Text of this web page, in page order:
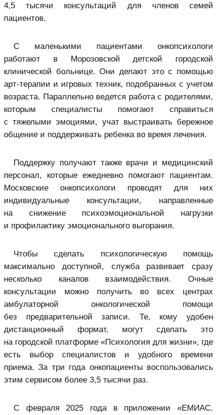
4,5 тысячи консультаций для членов семей
пациентов.
С маленькими пациентами онкопсихологи
работают в Морозовской детской городской
клинической больнице. Они делают это с помощью
арт-терапии и игровых техник, подобранных с учетом
возраста. Параллельно ведется работа с родителями,
которым специалисты помогают справиться
с тяжелыми эмоциями, учат выстраивать бережное
общение и поддерживать ребенка во время лечения.
Поддержку получают также врачи и медицинский
персонал, которые ежедневно помогают пациентам.
Московские онкопсихологи проводят для них
индивидуальные консультации, направленные
на снижение психоэмоциональной нагрузки
и профилактику эмоционального выгорания.
Чтобы сделать психологическую помощь
максимально доступной, служба развивает сразу
несколько каналов взаимодействия. Очные
консультации можно получить во всех центрах
амбулаторной онкологической помощи
без предварительной записи. Те, кому удобен
дистанционный формат, могут сделать это
на городской платформе «Психология для жизни», где
есть выбор специалистов и удобного времени
приема. За три года онкопациенты воспользовались
этим сервисом более 3,5 тысячи раз.
С февраля 2025 года в приложении «ЕМИАС.